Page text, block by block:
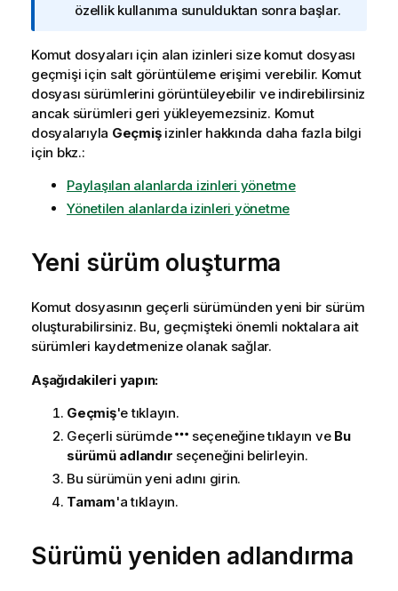
l
i
n
o
t
u
özellik kullanıma sunulduktan sonra başlar.
Komut dosyaları için alan izinleri size komut dosyası
geçmişi için salt görüntüleme erişimi verebilir. Komut
dosyası sürümlerini görüntüleyebilir ve indirebilirsiniz
ancak sürümleri geri yükleyemezsiniz. Komut
dosyalarıyla Geçmişizinler hakkında daha fazla bilgi
için bkz.:
Paylaşılan alanlarda izinleri yönetme
Yönetilen alanlarda izinleri yönetme
Yeni sürüm oluşturma
Komut dosyasının geçerli sürümünden yeni bir sürüm
oluşturabilirsiniz. Bu, geçmişteki önemli noktalara ait
sürümleri kaydetmenize olanak sağlar.
Aşağıdakileri yapın:
Geçmiş'e tıklayın.
Geçerli sürümde
seçeneğine tıklayın ve Bu
sürümü adlandır seçeneğini belirleyin.
Bu sürümün yeni adını girin.
Tamam'a tıklayın.
Sürümü yeniden adlandırma